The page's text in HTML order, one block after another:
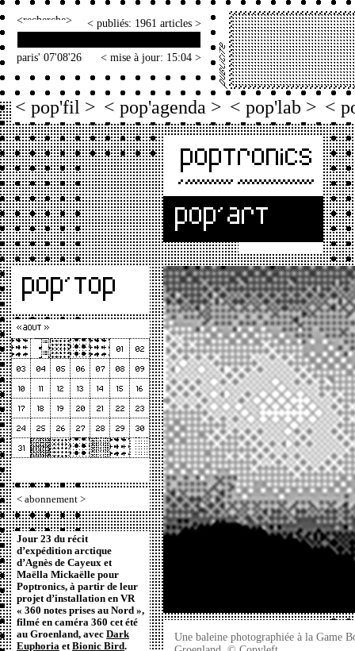
< > < publiés: 1961 articles >
paris' 07'08'26 < mise à jour: 15:04 >
< pop'fil > < pop'agenda > < pop'lab > <
< abonnement >
Jour 23 du récit
d’expédition arctique
d’Agnès de Cayeux et
Maëlla Mickaëlle pour
Poptronics, à partir de leur
projet d’installation en VR
« 360 notes prises au Nord »,
filmé en caméra 360 cet été
au Groenland, avec Dark
Euphoria etBionic Bird.
Une baleine photographiée à la Game